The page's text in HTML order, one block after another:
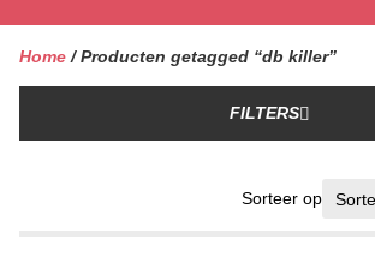
Home / Producten getagged “db killer”
FILTERS
Sorteer op